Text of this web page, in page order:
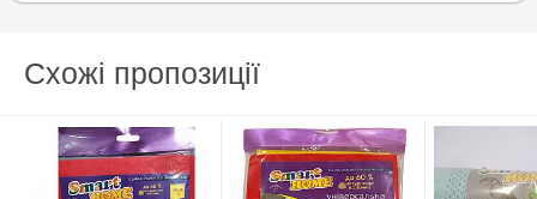
Схожі пропозиції